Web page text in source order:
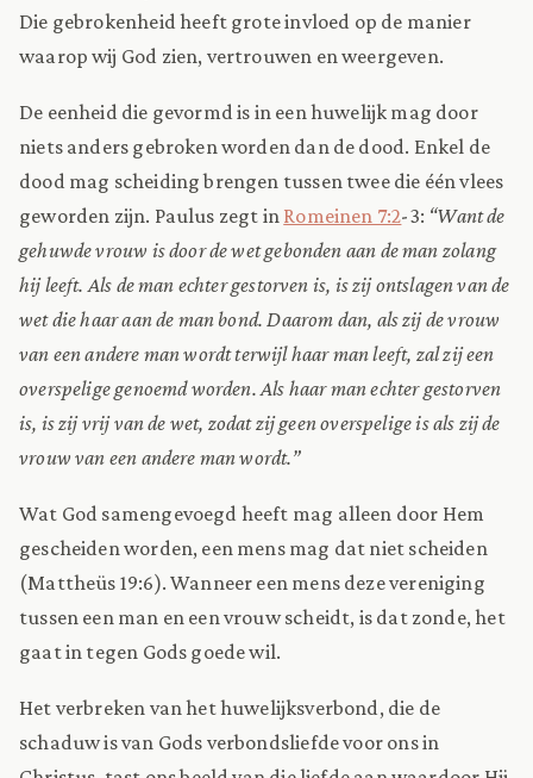
Die gebrokenheid heeft grote invloed op de manier
waarop wij God zien, vertrouwen en weergeven.
De eenheid die gevormd is in een huwelijk mag door
niets anders gebroken worden dan de dood. Enkel de
dood mag scheiding brengen tussen twee die één vlees
geworden zijn. Paulus zegt in Romeinen 7:2-3: “Want de
gehuwde vrouw is door de wet gebonden aan de man zolang
hij leeft. Als de man echter gestorven is, is zij ontslagen van de
wet die haar aan de man bond. Daarom dan, als zij de vrouw
van een andere man wordt terwijl haar man leeft, zal zij een
overspelige genoemd worden. Als haar man echter gestorven
is, is zij vrij van de wet, zodat zij geen overspelige is als zij de
vrouw van een andere man wordt.”
Wat God samengevoegd heeft mag alleen door Hem
gescheiden worden, een mens mag dat niet scheiden
(Mattheüs 19:6). Wanneer een mens deze vereniging
tussen een man en een vrouw scheidt, is dat zonde, het
gaat in tegen Gods goede wil.
Het verbreken van het huwelijksverbond, die de
schaduw is van Gods verbondsliefde voor ons in